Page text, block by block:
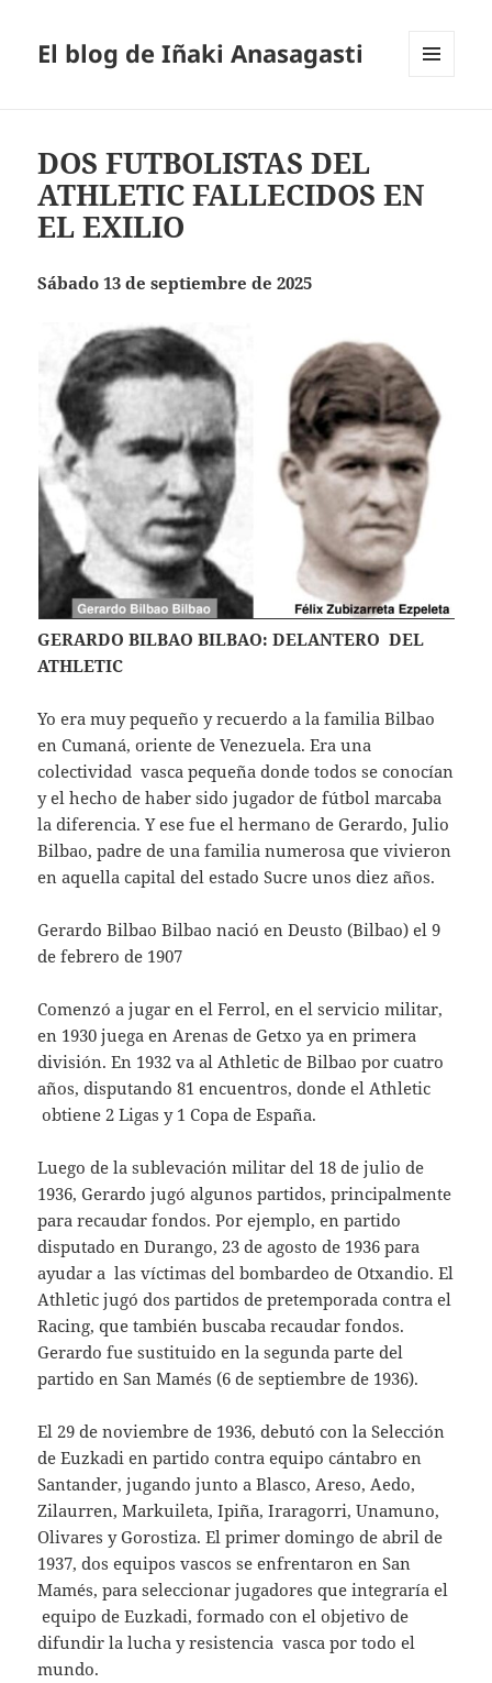
El blog de Iñaki Anasagasti
DOS FUTBOLISTAS DEL
ATHLETIC FALLECIDOS EN
EL EXILIO
Sábado 13 de septiembre de 2025
GERARDO BILBAO BILBAO: DELANTERO DEL
ATHLETIC
Yo era muy pequeño y recuerdo a la familia Bilbao
en Cumaná, oriente de Venezuela. Era una
colectividad vasca pequeña donde todos se conocían
y el hecho de haber sido jugador de fútbol marcaba
la diferencia. Y ese fue el hermano de Gerardo, Julio
Bilbao, padre de una familia numerosa que vivieron
en aquella capital del estado Sucre unos diez años.
Gerardo Bilbao Bilbao nació en Deusto (Bilbao) el 9
de febrero de 1907
Comenzó a jugar en el Ferrol, en el servicio militar,
en 1930 juega en Arenas de Getxo ya en primera
división. En 1932 va al Athletic de Bilbao por cuatro
años, disputando 81 encuentros, donde el Athletic
obtiene 2 Ligas y 1 Copa de España.
Luego de la sublevación militar del 18 de julio de
1936, Gerardo jugó algunos partidos, principalmente
para recaudar fondos. Por ejemplo, en partido
disputado en Durango, 23 de agosto de 1936 para
ayudar a las víctimas del bombardeo de Otxandio. El
Athletic jugó dos partidos de pretemporada contra el
Racing, que también buscaba recaudar fondos.
Gerardo fue sustituido en la segunda parte del
partido en San Mamés (6 de septiembre de 1936).
El 29 de noviembre de 1936, debutó con la Selección
de Euzkadi en partido contra equipo cántabro en
Santander, jugando junto a Blasco, Areso, Aedo,
Zilaurren, Markuileta, Ipiña, Iraragorri, Unamuno,
Olivares y Gorostiza. El primer domingo de abril de
1937, dos equipos vascos se enfrentaron en San
Mamés, para seleccionar jugadores que integraría el
equipo de Euzkadi, formado con el objetivo de
difundir la lucha y resistencia vasca por todo el
mundo.